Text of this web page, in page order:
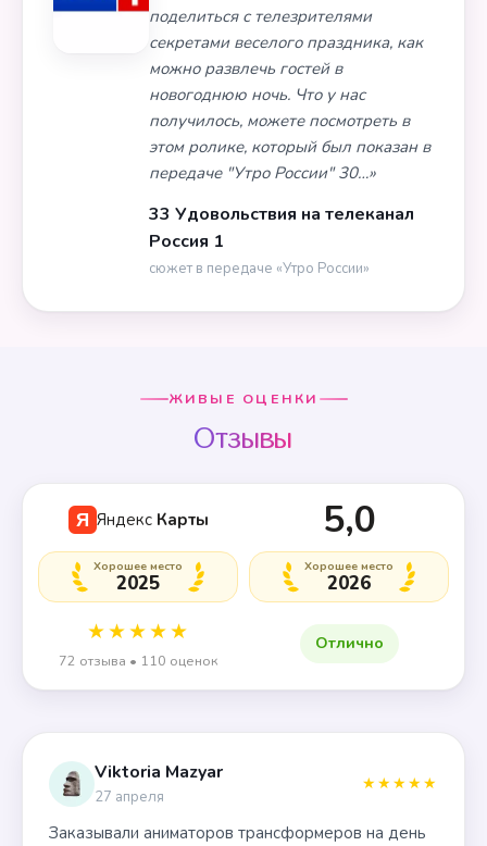
поделиться с телезрителями
секретами веселого праздника, как
можно развлечь гостей в
новогоднюю ночь. Что у нас
получилось, можете посмотреть в
этом ролике, который был показан в
передаче "Утро России" 30…»
33 Удовольствия на телеканал
Россия 1
сюжет в передаче «Утро России»
ЖИВЫЕ ОЦЕНКИ
Отзывы
Я Яндекс Карты 5,0
★★★★★
72 отзыва • 110 оценок
Хорошее место
2025
Хорошее место
2026
Отлично
Viktoria Mazyar
27 апреля
★★★★★
Заказывали аниматоров трансформеров на день